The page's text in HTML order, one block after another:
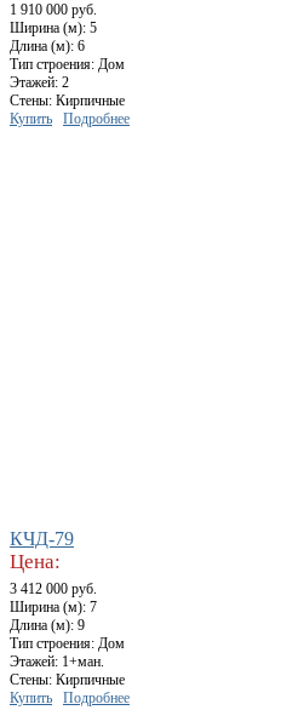
1 910 000 руб.
Ширина (м): 5
Длина (м): 6
Тип строения: Дом
Этажей: 2
Стены: Кирпичные
Купить
Подробнее
КЧД-79
Цена:
3 412 000 руб.
Ширина (м): 7
Длина (м): 9
Тип строения: Дом
Этажей: 1+ман.
Стены: Кирпичные
Купить
Подробнее